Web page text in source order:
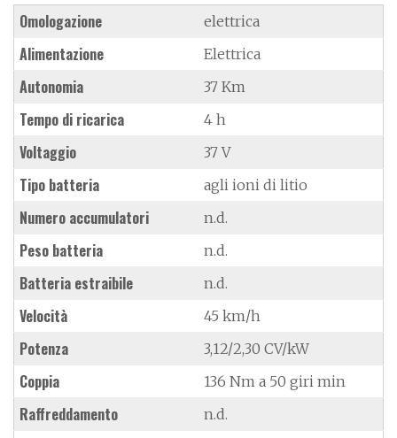
Omologazione elettrica
Alimentazione Elettrica
Autonomia 37 Km
Tempo di ricarica 4 h
Voltaggio 37 V
Tipo batteria agli ioni di litio
Numero accumulatori n.d.
Peso batteria n.d.
Batteria estraibile n.d.
Velocità 45 km/h
Potenza 3,12/2,30 CV/kW
Coppia 136 Nm a 50 giri min
Raffreddamento n.d.